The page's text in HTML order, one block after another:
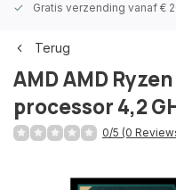
Gratis verzending vanaf €
Terug
AMDAMD
processor 4,2
0/5 (0